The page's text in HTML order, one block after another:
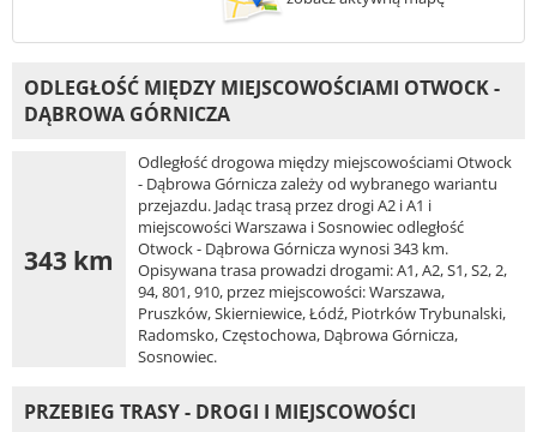
ODLEGŁOŚĆ MIĘDZY MIEJSCOWOŚCIAMI OTWOCK -
DĄBROWA GÓRNICZA
343 km
Odległość drogowa między miejscowościami Otwock
- Dąbrowa Górnicza zależy od wybranego wariantu
przejazdu. Jadąc trasą przez drogi A2 i A1 i
miejscowości Warszawa i Sosnowiec odległość
Otwock - Dąbrowa Górnicza wynosi 343 km.
Opisywana trasa prowadzi drogami: A1, A2, S1, S2, 2,
94, 801, 910, przez miejscowości: Warszawa,
Pruszków, Skierniewice, Łódź, Piotrków Trybunalski,
Radomsko, Częstochowa, Dąbrowa Górnicza,
Sosnowiec.
PRZEBIEG TRASY - DROGI I MIEJSCOWOŚCI